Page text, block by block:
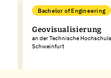
Bachelor of Engineering
Geovisualisierung
an der Technische
Schweinfurt